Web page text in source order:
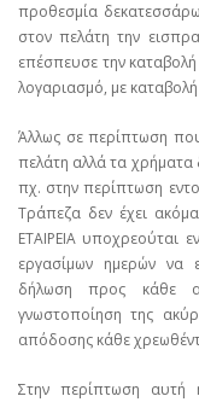
προθεσμία
στον πελάτη την
επέσπευσε την
λογαριασμό, με
Άλλως σε περίπτωση
πελάτη αλλά τα χρήματα
πχ. στην περίπτωση
Τράπεζα δεν έχει
ΕΤΑΙΡΕΙΑ υποχρεούται
εργασίμων ημερών να
δήλωση προς κάθε
γνωστοποίηση της
απόδοσης κάθε
Στην περίπτωση αυτή